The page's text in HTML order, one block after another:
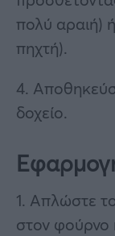
πολύ αραιή)
πηχτή).
4.
δοχείο.
1. Απλώστε
στον φούρνο